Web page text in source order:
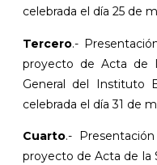
celebrada el día 25 de
Tercero.-
proyecto de Acta de
General del Instituto
celebrada el día 31 de
Cuarto.-
proyecto de Acta de la